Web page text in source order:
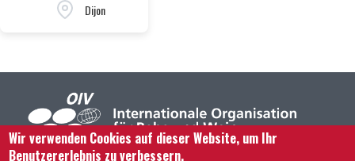
Dijon
Wir verwenden Cookies auf dieser Website, um Ihr
Benutzererlebnis zu verbessern.